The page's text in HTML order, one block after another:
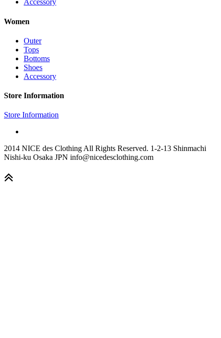
Accessory
Women
Outer
Tops
Bottoms
Shoes
Accessory
Store Information
Store Information
2014 NICE des Clothing All Rights Reserved. 1-2-13 Shinmachi
Nishi-ku Osaka JPN info@nicedesclothing.com